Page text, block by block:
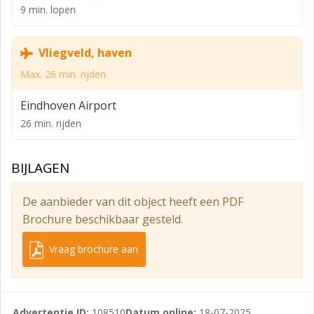
9 min. lopen
Vliegveld, haven
Max. 26 min. rijden
Eindhoven Airport
26 min. rijden
BIJLAGEN
De aanbieder van dit object heeft een PDF
Brochure beschikbaar gesteld.
Vraag brochure aan